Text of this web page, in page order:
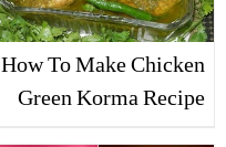
ٹریٹمنٹ کروائے
How To Make Chicken
Green Korma Recipe